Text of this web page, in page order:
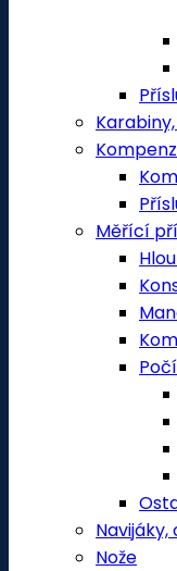
Měřící
Navijáky,
Nože